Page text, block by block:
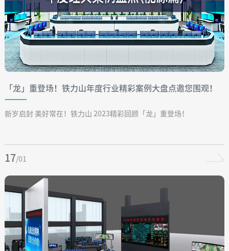
「龙」重登场！铁力山年度行业精彩案例大盘点邀您围观！
（能源篇）
新岁启封 美好常在！铁力山 2023精彩回顾「龙」重登场！
17/01